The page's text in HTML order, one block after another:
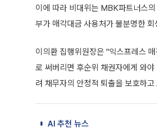
이에 따라 비대위는 MBK파트너스
부가 매각대금 사용처가 불분명한
이의환 집행위원장은 "익스프레스
로 써버리면 후순위 채권자에게 와
려 채무자의 안정적 퇴출을 보호하
AI 추천 뉴스